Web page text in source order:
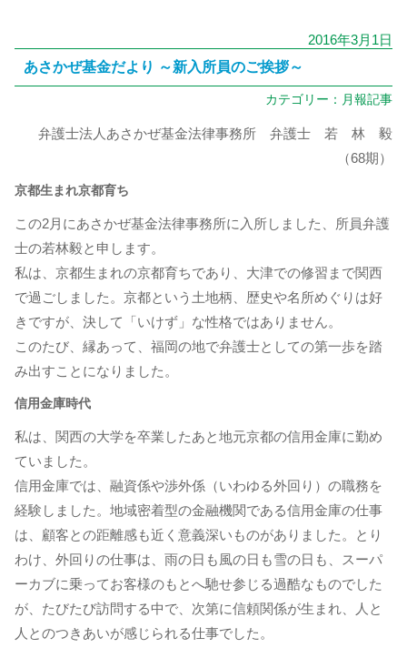
2016年3月1日
あさかぜ基金だより ～新入所員のご挨拶～
カテゴリー： 月報記事
弁護士法人あさかぜ基金法律事務所 弁護士 若 林 毅
（68期）
京都生まれ京都育ち
この2月にあさかぜ基金法律事務所に入所しました、所員弁護
士の若林毅と申します。
私は、京都生まれの京都育ちであり、大津での修習まで関西
で過ごしました。京都という土地柄、歴史や名所めぐりは好
きですが、決して「いけず」な性格ではありません。
このたび、縁あって、福岡の地で弁護士としての第一歩を踏
み出すことになりました。
信用金庫時代
私は、関西の大学を卒業したあと地元京都の信用金庫に勤め
ていました。
信用金庫では、融資係や渉外係（いわゆる外回り）の職務を
経験しました。地域密着型の金融機関である信用金庫の仕事
は、顧客との距離感も近く意義深いものがありました。とり
わけ、外回りの仕事は、雨の日も風の日も雪の日も、スーパ
ーカブに乗ってお客様のもとへ馳せ参じる過酷なものでした
が、たびたび訪問する中で、次第に信頼関係が生まれ、人と
人とのつきあいが感じられる仕事でした。